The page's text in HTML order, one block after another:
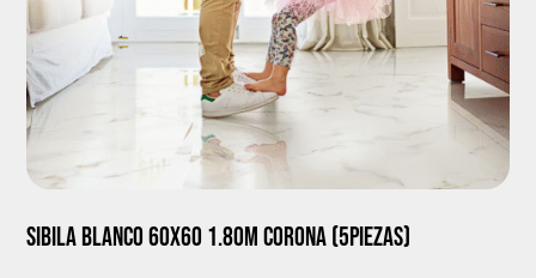
SIBILA BLANCO 60X60 1.80M CORONA (5PIEZAS)